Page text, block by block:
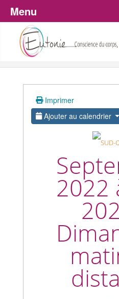
Imprimer
Ajouter au calendrier
2022
Menu